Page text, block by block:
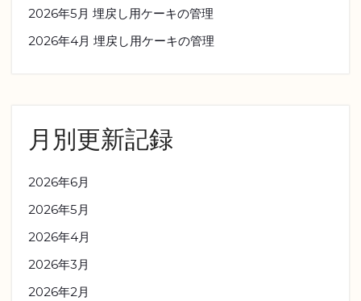
2026年5月 埋戻し用ケーキの管理
2026年4月 埋戻し用ケーキの管理
月別更新記録
2026年6月
2026年5月
2026年4月
2026年3月
2026年2月